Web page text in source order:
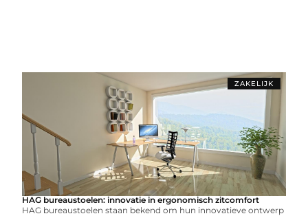
ZAKELIJK
HAG bureaustoelen: innovatie in ergonomisch zitcomfort
HAG bureaustoelen staan bekend om hun innovatieve ontwerp